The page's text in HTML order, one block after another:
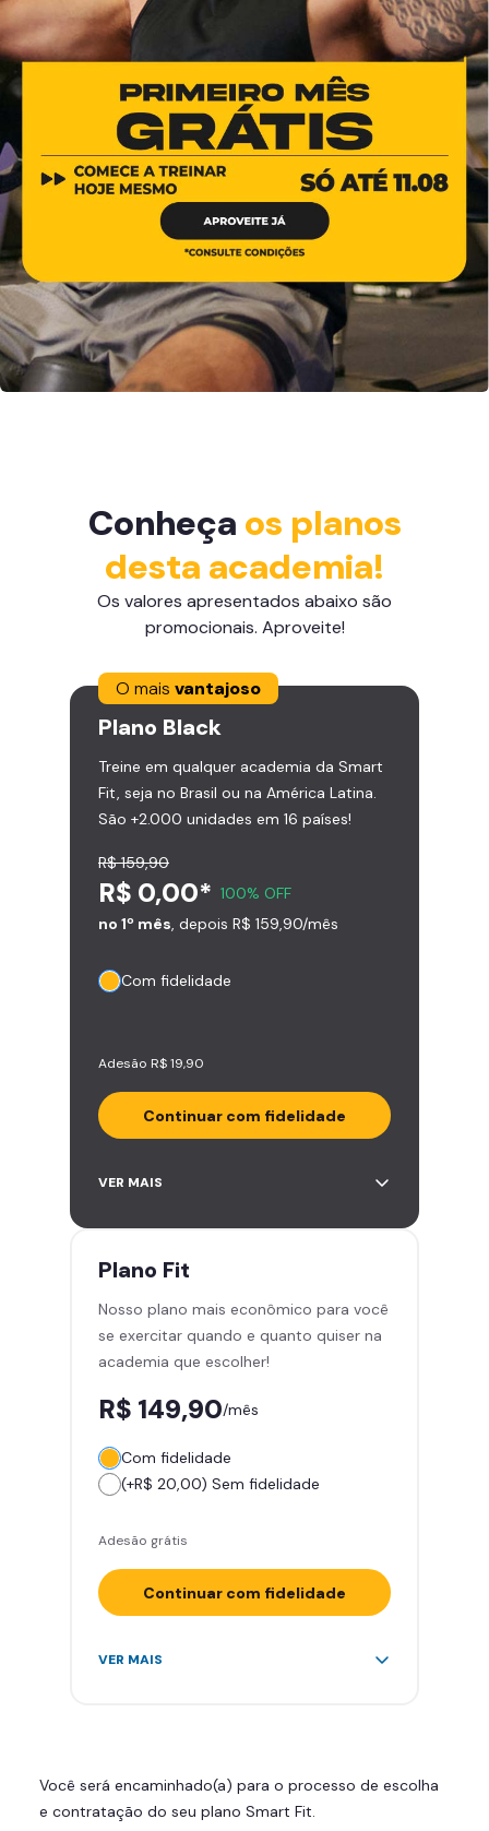
Conheça os planos
desta academia!
Os valores apresentados abaixo são
promocionais. Aproveite!
O mais vantajoso
Plano Black
Treine em qualquer academia da Smart
Fit, seja no Brasil ou na América Latina.
São +2.000 unidades em 16 países!
R$ 159,90
R$ 0,00* 100% OFF
no 1º mês, depois R$ 159,90/mês
Com fidelidade
Adesão R$ 19,90
Continuar com fidelidade
Acesso ilimitado a +2.000
Leve 5 amigos por mês para
Cadeira de massagem
Skeelo App (Audiobook)*
Área de musculação e aeróbicos
Smart Fit App
VER MAIS
Plano Fit
Nosso plano mais econômico para você
se exercitar quando e quanto quiser na
academia que escolher!
R$ 149,90/mês
Com fidelidade
(+R$ 20,00) Sem fidelidade
Adesão grátis
Continuar com fidelidade
Acesso ilimitado a +2.000
Skeelo App (Audiobook)*
Área de musculação e aeróbicos
VER MAIS
Você será encaminhado(a) para o processo de escolha
e contratação do seu plano Smart Fit.